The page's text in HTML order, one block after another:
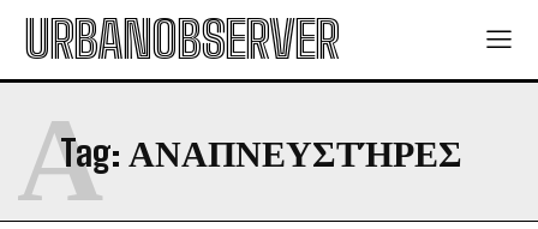
URBANOBSERVER
Tag: ΑΝΑΠΝΕΥΣΤΉΡΕΣ
Α